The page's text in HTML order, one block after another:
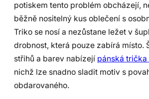
potiskem tento problém obcházejí,
běžně nositelný kus oblečení s
Triko se nosí a nezůstane ležet v
drobnost, která pouze zabírá místo.
střihů a barev nabízejí pánská trička
nichž lze snadno sladit motiv s
obdarovaného.